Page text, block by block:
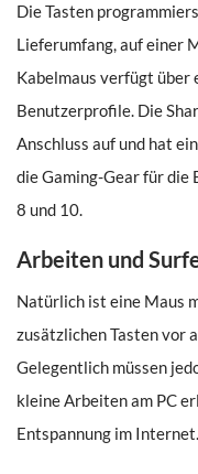
Die Tasten
Lieferumfang, auf einer
Kabelmaus verfügt über
Benutzerprofile. Die
Anschluss auf und hat
die Gaming-Gear für die
8 und 10.
Arbeiten und
Natürlich ist eine Maus
zusätzlichen Tasten vor
Gelegentlich müssen
kleine Arbeiten am PC
Entspannung im Internet.